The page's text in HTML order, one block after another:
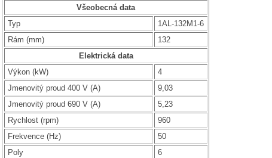
Všeobecná data
Typ
1AL-132M1-6
Rám (mm)
132
Elektrická data
Výkon (kW)
4
Jmenovitý proud 400 V (A)
9,03
Jmenovitý proud 690 V (A)
5,23
Rychlost (rpm)
960
Frekvence (Hz)
50
Poly
6